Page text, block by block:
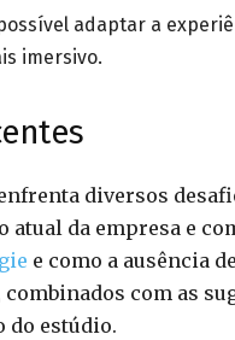
adaptar a
imersivo.
diversos
da empresa e
e como a ausência
com as
do estúdio.